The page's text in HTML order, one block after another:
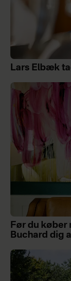
Lars Elbæk
Før du
Buchard dig